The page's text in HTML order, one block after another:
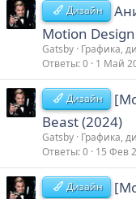
Дизайн
Motion
Gatsby Графика,
Ответы 0 1 Май
Дизайн
Beast (2024)
Gatsby Графика,
Ответы 0 15 Фев
Дизайн